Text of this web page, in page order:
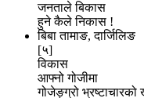
जनताले बिकास
हुने कैले निकास !
बिबा तामाङ, दार्जिलिङ
[५]
विकास
आफ्नो गोजीमा
गोजेङ्ग्रो भ्रष्टाचारको